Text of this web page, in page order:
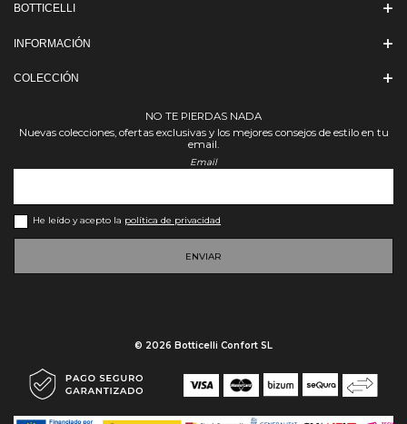
BOTTICELLI
INFORMACIÓN
COLECCIÓN
NO TE PIERDAS NADA
Nuevas colecciones, ofertas exclusivas y los mejores consejos de estilo en tu
email.
Email
He leído y acepto la política de privacidad
ENVIAR
© 2026 Botticelli Confort SL